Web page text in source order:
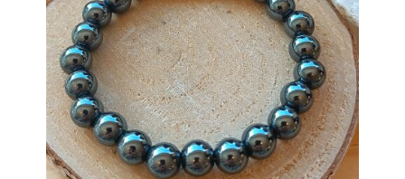
être
choisies
sur
la
page
du
produit